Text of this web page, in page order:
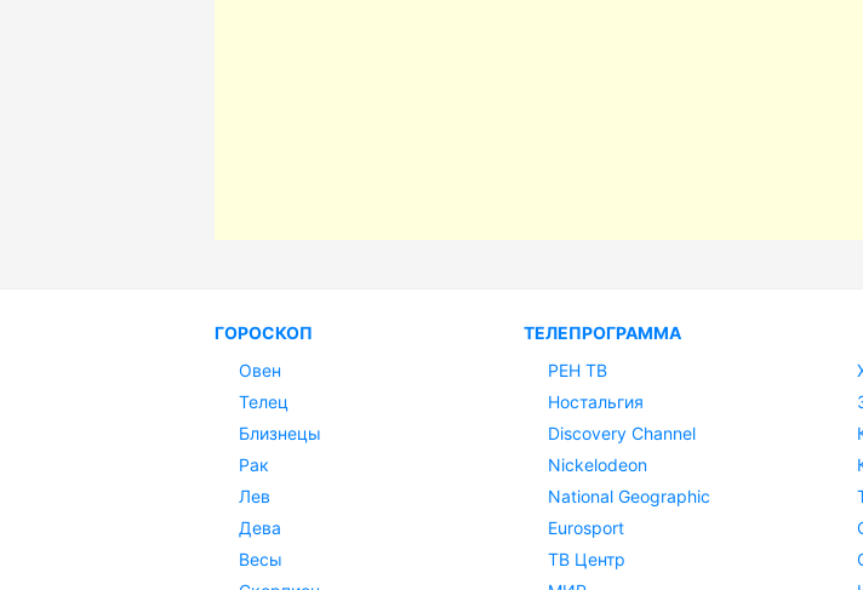
ГОРОСКОП
Овен
Телец
Близнецы
Рак
Лев
Дева
Весы
ТЕЛЕПРОГРАММА
РЕН ТВ
Ностальгия
Discovery Channel
Nickelodeon
National Geographic
Eurosport
ТВ Центр